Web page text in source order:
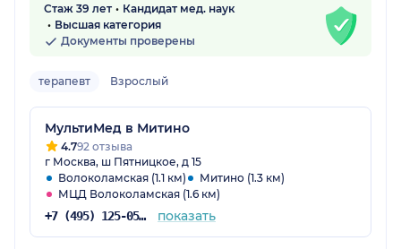
Стаж 39 лет
Кандидат мед. наук
Высшая категория
Документы проверены
терапевт Взрослый
МультиМед в Митино
4.792 отзыва
г Москва, ш Пятницкое, д 15
Волоколамская (1.1 км)
Митино (1.3 км)
МЦД Волоколамская (1.6 км)
+7 (495) 125-05-74 показать